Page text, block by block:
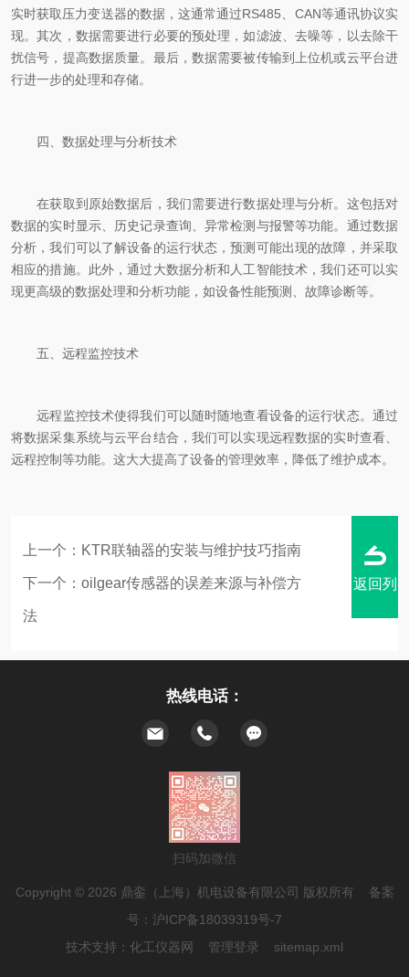
实时获取压力变送器的数据，这通常通过RS485、CAN等通讯协议实
现。其次，数据需要进行必要的预处理，如滤波、去噪等，以去除干
扰信号，提高数据质量。最后，数据需要被传输到上位机或云平台进
行进一步的处理和存储。
四、数据处理与分析技术
在获取到原始数据后，我们需要进行数据处理与分析。这包括对
数据的实时显示、历史记录查询、异常检测与报警等功能。通过数据
分析，我们可以了解设备的运行状态，预测可能出现的故障，并采取
相应的措施。此外，通过大数据分析和人工智能技术，我们还可以实
现更高级的数据处理和分析功能，如设备性能预测、故障诊断等。
五、远程监控技术
远程监控技术使得我们可以随时随地查看设备的运行状态。通过
将数据采集系统与云平台结合，我们可以实现远程数据的实时查看、
远程控制等功能。这大大提高了设备的管理效率，降低了维护成本。
上一个： KTR联轴器的安装与维护技巧指南
下一个： oilgear传感器的误差来源与补偿方
法
返回列
热线电话：
扫码加微信
Copyright © 2026 鼎銮（上海）机电设备有限公司 版权所有 备案
号： 沪ICP备18039319号-7
技术支持： 化工仪器网 管理登录 sitemap.xml